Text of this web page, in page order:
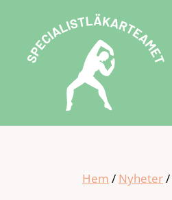
innehåll
Hem / Nyheter/